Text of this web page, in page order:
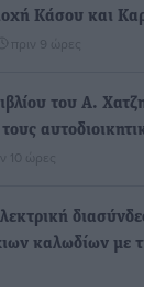
Κάσου και
πριν 9 ώρες
του Α.
10 ώρες
καλωδίων με